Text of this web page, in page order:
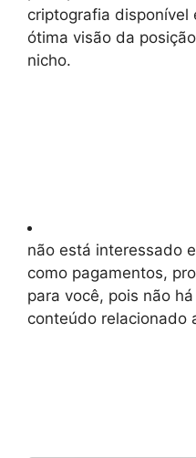
criptografia disponível
ótima visão da
nicho.
não está interessado
como pagamentos,
para você, pois não
conteúdo relacionado